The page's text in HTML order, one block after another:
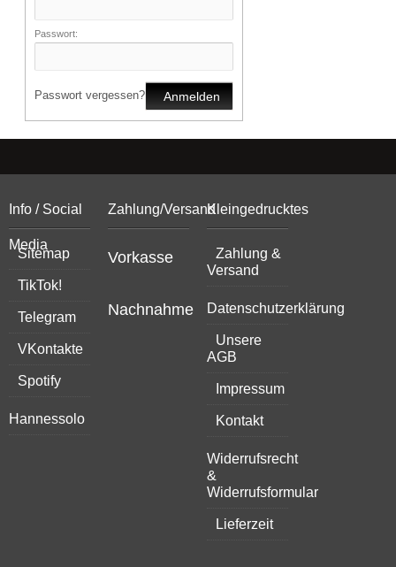
Passwort:
Passwort vergessen? Anmelden
Info / Social
Media
Sitemap
TikTok!
Telegram
VKontakte
Spotify
Hannessolo
Zahlung/Versand
Vorkasse
Nachnahme
Kleingedrucktes
Zahlung &
Versand
Datenschutzerklärung
Unsere
AGB
Impressum
Kontakt
Widerrufsrecht
&
Widerrufsformular
Lieferzeit